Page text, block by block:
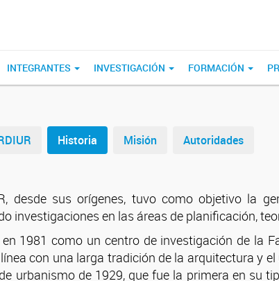
INTEGRANTES INVESTIGACIÓN FORMACIÓN
Historia Misión Autoridades
desde sus orígenes, tuvo como objetivo la
investigaciones en las áreas de planificación,
1981 como un centro de investigación de la
con una larga tradición de la arquitectura y
urbanismo de 1929, que fue la primera en su